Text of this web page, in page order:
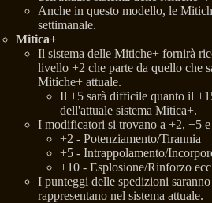
Anche in questo modello, le
settimanale.
Mitica+
Il sistema delle Mitiche+ fornirà
livello +2 che parte da quello che
Mitiche+ attuale.
Il +5 sarà difficile quanto il
dell'attuale sistema Mitica+.
I modificatori si trovano a +2, +5
+2 - Potenziamento/Tirannia
+5 - Intrappolamento/
+10 - Esplosione/Rinforzo
I punteggi delle spedizioni
rappresentano nel sistema attuale.